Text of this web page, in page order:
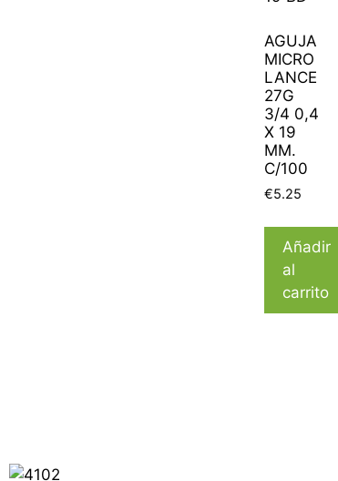
AGUJA
MICRO
LANCE
27G
3/4 0,4
X 19
MM.
C/100
€5.25
Añadir
al
carrito